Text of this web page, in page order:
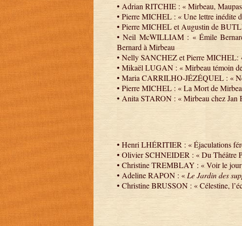
• Adrian RITCHIE : « Mirbeau,
• Pierre MICHEL : « Une lettre inédite
• Pierre MICHEL et Augustin de
• Neil McWILLIAM : « Émile
Bernard à Mirbeau
• Nelly SANCHEZ et Pierre MICHEL:
• Mikaël LUGAN : « Mirbeau témoin
• Maria CARRILHO-JÉZÉQUEL : «
• Pierre MICHEL : « La Mort de
• Anita STARON : « Mirbeau chez Jan
• Henri LHÉRITIER : « Éjaculations
• Olivier SCHNEIDER : « Du Théâtre
• Christine TREMBLAY : « Voir le jour
• Adeline RAPON : «Le Jardin des
• Christine BRUSSON : « Célestine,